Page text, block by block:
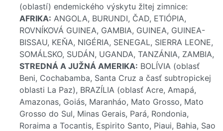
(oblastí) endemického výskytu žltej zimnice:
AFRIKA: ANGOLA, BURUNDI, ČAD, ETIÓPIA,
ROVNÍKOVÁ GUINEA, GAMBIA, GUINEA, GUINEA-
BISSAU, KEŇA, NIGÉRIA, SENEGAL, SIERRA LEONE,
SOMÁLSKO, SUDÁN, UGANDA, TANZÁNIA, ZAMBIA,
STREDNÁ A JUŽNÁ AMERIKA: BOLÍVIA (oblasť
Beni, Cochabamba, Santa Cruz a časť subtropickej
oblasti La Paz), BRAZÍLIA (oblasť Acre, Amapá,
Amazonas, Goiás, Maranháo, Mato Grosso, Mato
Grosso do Sul, Minas Gerais, Pará, Rondonia,
Roraima a Tocantis, Espirito Santo, Piaui, Bahia, Sao